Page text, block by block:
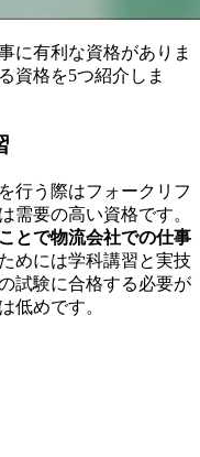
に有利な資格がありま
資格を5つ紹介しま
行う際はフォークリフ
需要の高い資格です。
とで物流会社での仕事
めには学科講習と実技
試験に合格する必要が
低めです。